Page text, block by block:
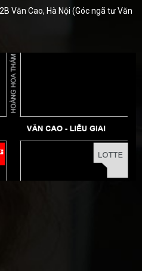
Văn Cao, Hà Nội (Góc ngã tư Văn